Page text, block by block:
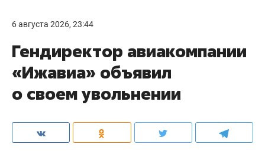
6 августа 2026, 23:44
Гендиректор авиакомпании
«Ижавиа» объявил
о своем увольнении